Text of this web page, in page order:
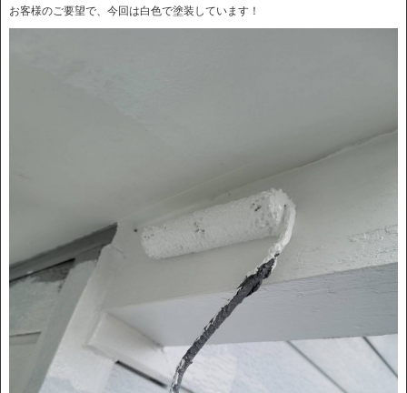
お客様のご要望で、今回は白色で塗装しています！